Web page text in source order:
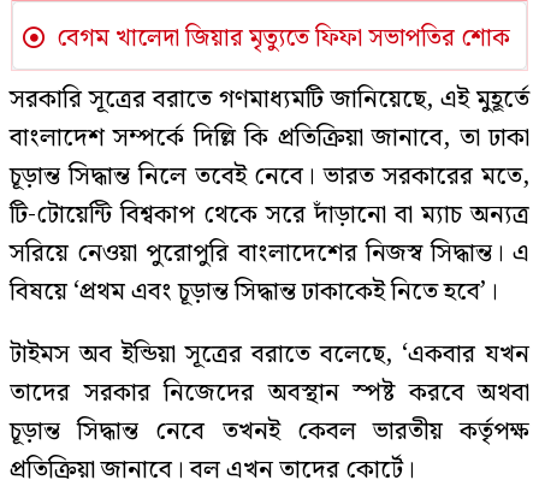
বেগম খালেদা জিয়ার মৃত্যুতে ফিফা সভাপতির শোক
সরকারি সূত্রের বরাতে গণমাধ্যমটি জানিয়েছে, এই মুহূর্তে
বাংলাদেশ সম্পর্কে দিল্লি কি প্রতিক্রিয়া জানাবে, তা ঢাকা
চূড়ান্ত সিদ্ধান্ত নিলে তবেই নেবে। ভারত সরকারের মতে,
টি-টোয়েন্টি বিশ্বকাপ থেকে সরে দাঁড়ানো বা ম্যাচ অন্যত্র
সরিয়ে নেওয়া পুরোপুরি বাংলাদেশের নিজস্ব সিদ্ধান্ত। এ
বিষয়ে ‘প্রথম এবং চূড়ান্ত সিদ্ধান্ত ঢাকাকেই নিতে হবে’।
টাইমস অব ইন্ডিয়া সূত্রের বরাতে বলেছে, ‘একবার যখন
তাদের সরকার নিজেদের অবস্থান স্পষ্ট করবে অথবা
চূড়ান্ত সিদ্ধান্ত নেবে তখনই কেবল ভারতীয় কর্তৃপক্ষ
প্রতিক্রিয়া জানাবে। বল এখন তাদের কোর্টে।